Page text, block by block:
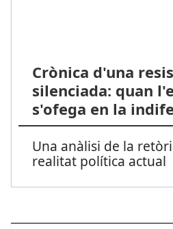
Crònica d'una
silenciada: quan
s'ofega en la
Una anàlisi de la
realitat política actual